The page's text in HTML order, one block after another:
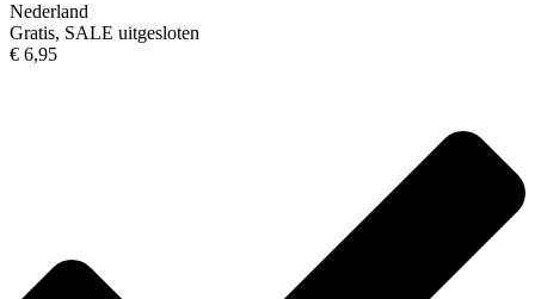
Nederland
Gratis, SALE uitgesloten
€ 6,95